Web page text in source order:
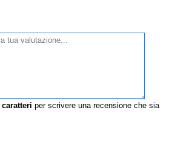
caratteri per scrivere una recensione che sia